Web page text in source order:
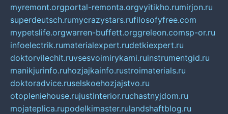
myremont.orgportal-remonta.orgvyitikho.rumirjon.ru
superdeutsch.rumycrazystars.rufilosofyfree.com
mypetslife.orgwarren-buffett.orggreleon.comsp-or.ru
infoelectrik.rumaterialexpert.rudetkiexpert.ru
doktorvilechit.ruvsesvoimirykami.ruinstrumentgid.ru
manikjurinfo.ruhozjajkainfo.rustroimaterials.ru
doktoradvice.ruselskoehozjajstvo.ru
otopleniehouse.rujustinterior.ruchastnyjdom.ru
mojateplica.rupodelkimaster.rulandshaftblog.ru